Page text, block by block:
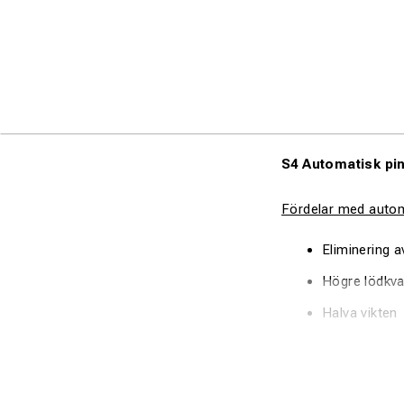
S4 Automatisk
Fördelar med
Eliminering
Högre
Halva vikten